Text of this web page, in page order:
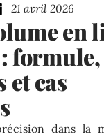
21 avril 2026
en
formule,
et cas
dans la